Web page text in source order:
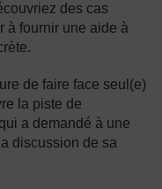
des cas
à fournir une aide à
de faire face seul(e)
la piste de
a demandé à une
discussion de sa